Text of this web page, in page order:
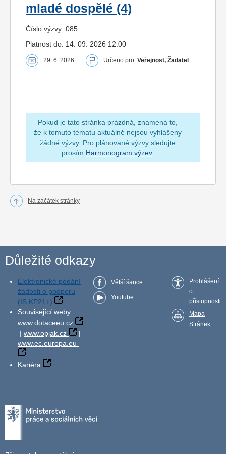
mladé dospělé (4)
Číslo výzvy: 085
Platnost do: 14. 09. 2026 12:00
29. 6. 2026 Určeno pro: Veřejnost, Žadatel
Pokud je tato stránka prázdná, znamená to,
že k tomuto tématu aktuálně nejsou vyhlášeny
žádné výzvy. Pro plánované výzvy sledujte
prosím Harmonogram výzev.
Na začátek stránky
Důležité odkazy
Elektronické podání
žádosti o podporu
(IS KP21+)
Související weby:
www.dotaceeu.cz
| www.opjak.cz
|
www.ec.europa.eu
Kariéra
Větší šance
Youtube
Prohlášení
o
přístupnosti
Mapa
Stránek